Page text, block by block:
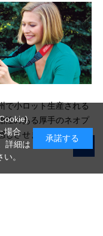
で小ロット生産される
性のある厚手のネオプ
させます。高い品質
場合
詳細は
。
承諾する